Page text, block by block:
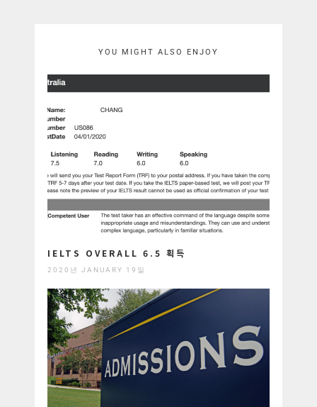
YOU MIGHT ALSO ENJOY
IELTS OVERALL 6.5 획득
2020년 JANUARY 19일